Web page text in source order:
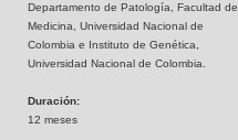
Departamento de Patología, Facultad de
Medicina, Universidad Nacional de
Colombia e Instituto de Genética,
Universidad Nacional de Colombia.
Duración:
12 meses